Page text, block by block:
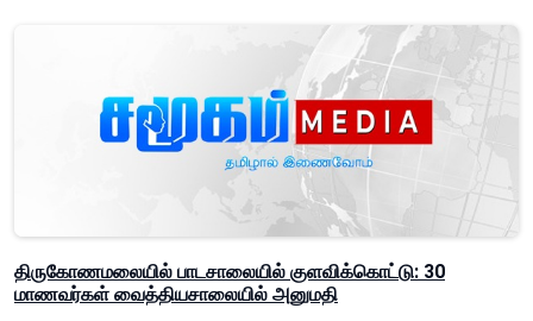
திருகோணமலையில் பாடசாலையில் குளவிக்கொட்டு: 30
மாணவர்கள் வைத்தியசாலையில் அனுமதி